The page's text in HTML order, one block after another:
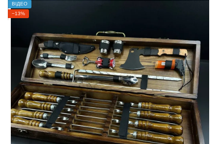
ВІДЕО
−13%